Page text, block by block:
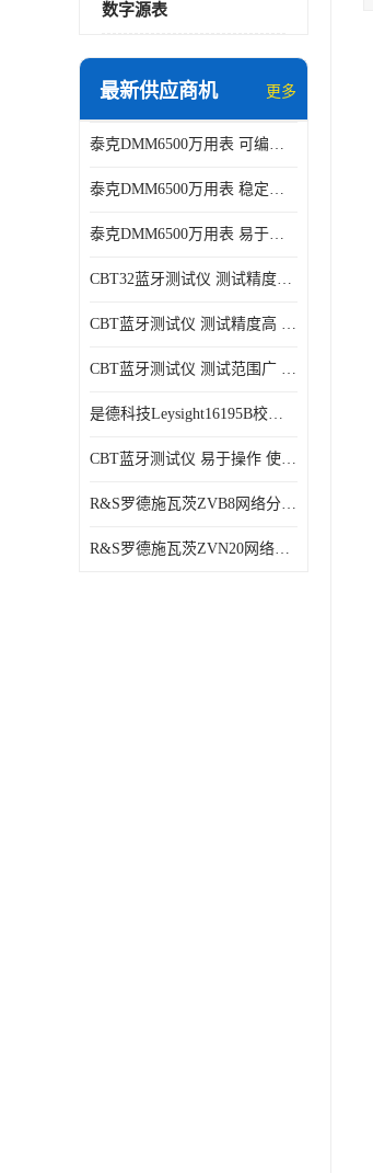
数字源表
最新供应商机 更多
泰克DMM6500万用表 可编程性强 多种接口
泰克DMM6500万用表 稳定性高 精度高
泰克DMM6500万用表 易于操作 操作简便
CBT32蓝牙测试仪 测试精度高 灵活性高 多功能性
CBT蓝牙测试仪 测试精度高 兼容性强 使用寿命较长
CBT蓝牙测试仪 测试范围广 稳定性好
是德科技Leysight16195B校准件 可靠性高 精度高
CBT蓝牙测试仪 易于操作 使用寿命较长
R&S罗德施瓦茨ZVB8网络分析仪 可视化分析 多功能性
R&S罗德施瓦茨ZVN20网络分析仪 性能稳定 提高网络性能